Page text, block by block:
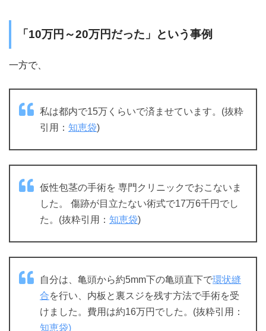
「10万円～20万円だった」という事例
一方で、
私は都内で15万くらいで済ませています。(抜粋
引用： 知恵袋)
仮性包茎の手術を 専門クリニックでおこないま
した。 傷跡が目立たない術式で17万6千円でし
た。(抜粋引用： 知恵袋)
自分は、亀頭から約5mm下の亀頭直下で環状縫
合を行い、内板と裏スジを残す方法で手術を受
けました。費用は約16万円でした。(抜粋引用：
知恵袋)